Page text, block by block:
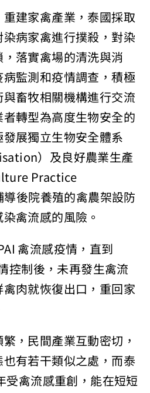
建家禽產業，泰國採取
病家禽進行撲殺，對染
落實禽場的清洗與消
監測和疫情調查，積極
畜牧相關機構進行交流
轉型為高度生物安全的
展獨立生物安全體系
）及良好農業生產
Practice
後院養殖的禽農架設防
禽流感的風險。
禽流感疫情，直到
控制後，未再發生禽流
肉就恢復出口，重回家
，民間產業互動密切，
有若干類似之處，而泰
禽流感重創，能在短短